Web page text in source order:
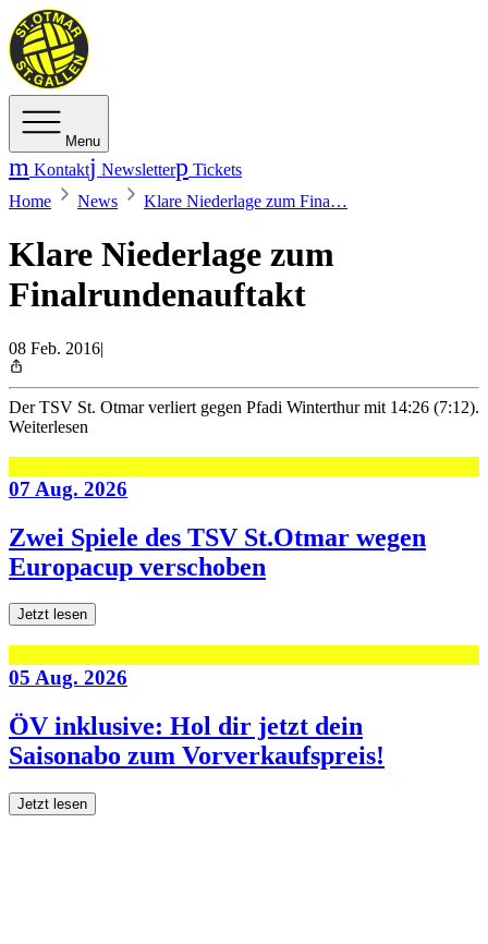
Menu
Kontakt Newsletter
Tickets
Home
News Klare Niederlage zum Fina…
Klare Niederlage zum
Finalrundenauftakt
08 Feb. 2016|
Der TSV St. Otmar verliert gegen Pfadi Winterthur mit 14:26 (7:12).
Weiterlesen
07 Aug. 2026
Zwei Spiele des TSV St.Otmar wegen
Europacup verschoben
Jetzt lesen
05 Aug. 2026
ÖV inklusive: Hol dir jetzt dein
Saisonabo zum Vorverkaufspreis!
Jetzt lesen